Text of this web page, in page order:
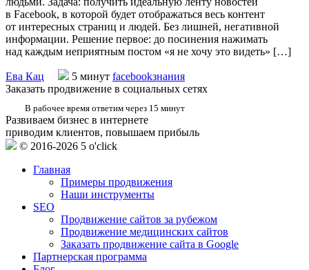
в Facebook, в которой будет отображаться весь контент
от интересных страниц и людей. Без лишней, негативной
информации. Решение первое: до посинения нажимать
над каждым неприятным постом «я не хочу это видеть» […]
Ева Кац 5 минут facebookзнания
Заказать продвижение в социальных сетях
В рабочее время ответим через 15 минут
Развиваем бизнес в интернете
приводим клиентов, повышаем прибыль
© 2016-2026 5 o'click
Главная
Примеры продвижения
Наши инструменты
SEO
Продвижение сайтов за рубежом
Продвижение медицинских сайтов
Заказать продвижение сайта в Google
Партнерская программа